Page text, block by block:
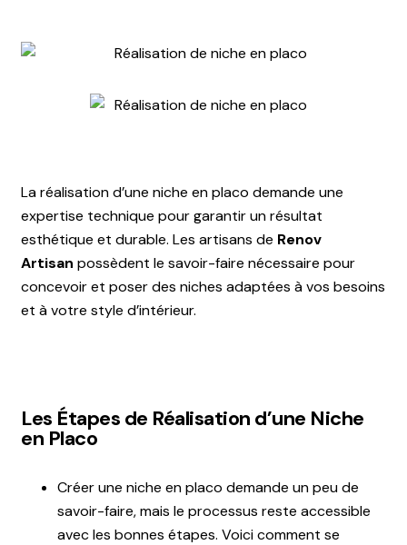
La réalisation d’une niche en placo demande une
expertise technique pour garantir un résultat
esthétique et durable. Les artisans de Renov
Artisan possèdent le savoir-faire nécessaire pour
concevoir et poser des niches adaptées à vos besoins
et à votre style d’intérieur.
Les Étapes de Réalisation d’une Niche
en Placo
Créer une niche en placo demande un peu de
savoir-faire, mais le processus reste accessible
avec les bonnes étapes. Voici comment se